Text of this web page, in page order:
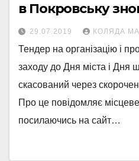
в Покровську
29.07.2019 КОЛЯДА
Тендер на організацію і
заходу до Дня міста і Дня
скасований через
Про це повідомляє
посилаючись на сайт…